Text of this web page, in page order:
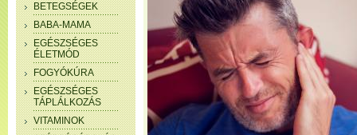
BETEGSÉGEK
BABA-MAMA
EGÉSZSÉGES
ÉLETMÓD
FOGYÓKÚRA
EGÉSZSÉGES
TÁPLÁLKOZÁS
VITAMINOK